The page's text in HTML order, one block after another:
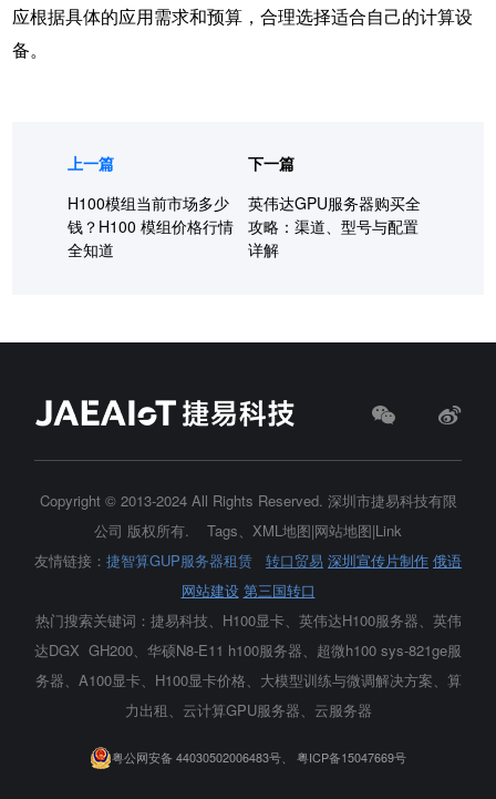
应根据具体的应用需求和预算，合理选择适合自己的计算设
备。
上一篇
H100模组当前市场多少
钱？H100 模组价格行情
全知道
下一篇
英伟达GPU服务器购买全
攻略：渠道、型号与配置
详解
Copyright © 2013-2024 All Rights Reserved. 深圳市捷易科技有限
公司 版权所有. Tags、 XML地图|网站地图|Link
友情链接： 捷智算GUP服务器租赁 转口贸易 深圳宣传片制作 俄语
网站建设 第三国转口
热门搜索关键词：捷易科技、H100显卡、 英伟达H100服务器、英伟
达DGX GH200、华硕N8-E11 h100服务器、超微h100 sys-821ge服
务器、A100显卡、H100显卡价格、大模型训练与微调解决方案、算
力出租、云计算GPU服务器、云服务器
粤公网安备 44030502006483号、 粤ICP备15047669号